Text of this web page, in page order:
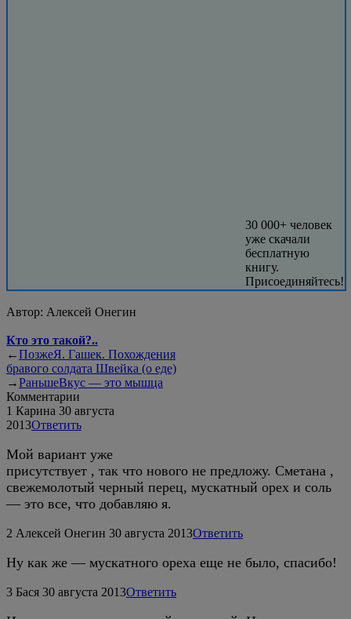
30 000+ человек
уже скачали
бесплатную
книгу.
Присоединяйтесь!
Автор: Алексей Онегин
Кто это такой?..
←ПозжеЯ. Гашек. Похождения
бравого солдата Швейка (о еде)
→РаньшеВкус — это мышца
Комментарии
1 Карина 30 августа
2013Ответить
Мой вариант уже
присутствует , так что нового не предложу. Сметана ,
свежемолотый черный перец, мускатный орех и соль
— это все, что добавляю я.
2 Алексей Онегин 30 августа 2013Ответить
Ну как же — мускатного ореха еще не было, спасибо!
3 Бася 30 августа 2013Ответить